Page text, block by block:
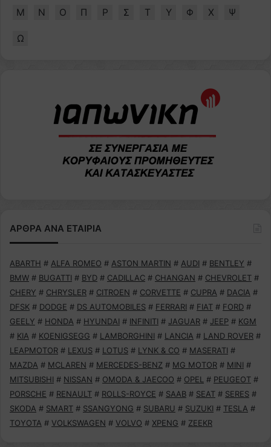
Μ Ν Ο Π Ρ Σ Τ Υ Φ Χ Ψ
Ω
ΑΡΘΡΑ ΑΝΑ ΕΤΑΙΡΙΑ
ABARTH # ALFA ROMEO # ASTON MARTIN # AUDI # BENTLEY #
BMW # BUGATTI # BYD # CADILLAC # CHANGAN # CHEVROLET #
CHERY # CHRYSLER # CITROEN # CORVETTE # CUPRA # DACIA #
DFSK # DODGE # DS AUTOMOBILES # FERRARI # FIAT # FORD #
GEELY # HONDA # HYUNDAI # INFINITI # JAGUAR # JEEP # KGM
# KIA # KOENIGSEGG # LAMBORGHINI # LANCIA # LAND ROVER #
LEAPMOTOR # LEXUS # LOTUS # LYNK & CO # MASERATI #
MAZDA # MCLAREN # MERCEDES-BENZ # MG MOTOR # MINI #
MITSUBISHI # NISSAN # OMODA & JAECOO # OPEL # PEUGEOT #
PORSCHE # RENAULT # ROLLS-ROYCE # SAAB # SEAT # SERES #
SKODA # SMART # SSANGYONG # SUBARU # SUZUKI # TESLA #
TOYOTA # VOLKSWAGEN # VOLVO # XPENG # ZEEKR